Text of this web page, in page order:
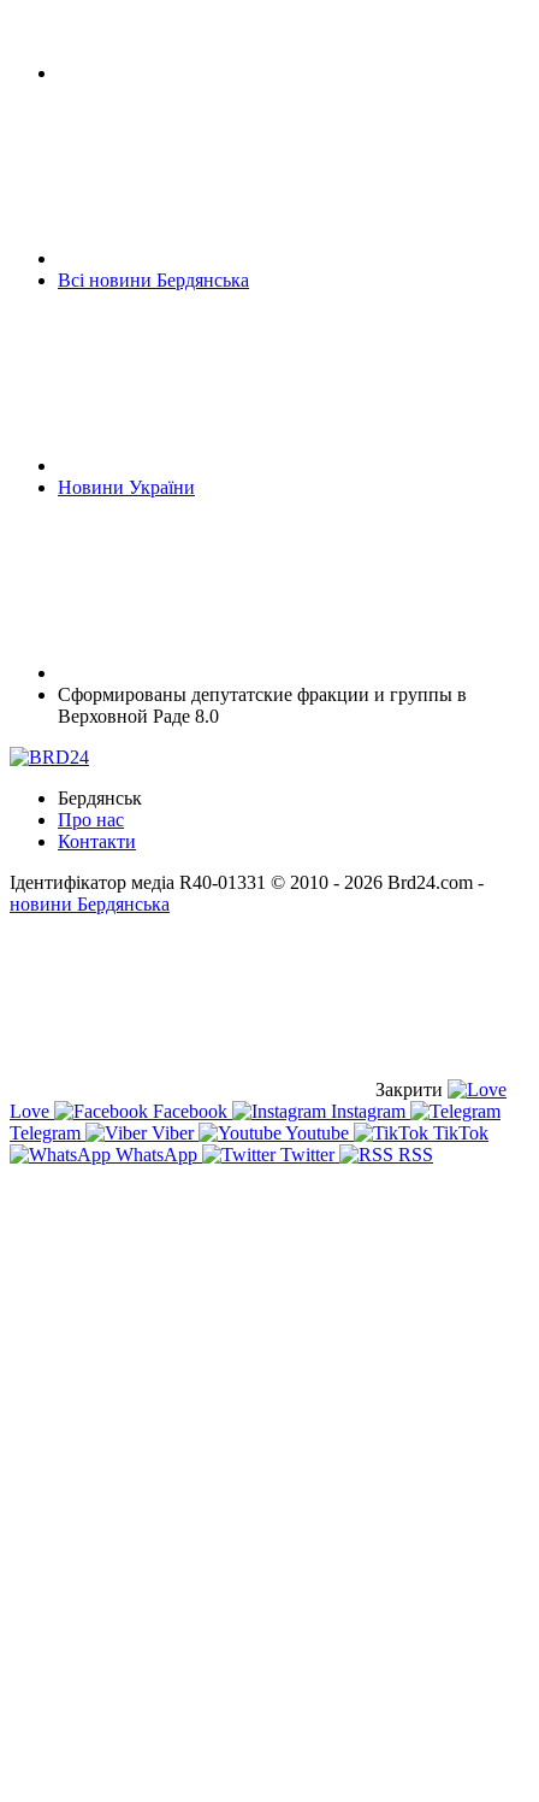
Всі новини Бердянська
Новини України
Сформированы депутатские фракции и группы в
Верховной Раде 8.0
Бердянськ
Про нас
Контакти
Ідентифікатор медіа R40-01331 © 2010 - 2026 Brd24.com -
новини Бердянська
Закрити
Love
Facebook
Instagram
Telegram
Viber Youtube
TikTok
WhatsApp
Twitter RSS